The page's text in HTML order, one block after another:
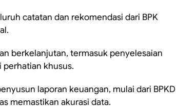
catatan dan rekomendasi dari BPK
berkelanjutan, termasuk penyelesaian
perhatian khusus.
laporan keuangan, mulai dari BPKD
memastikan akurasi data.